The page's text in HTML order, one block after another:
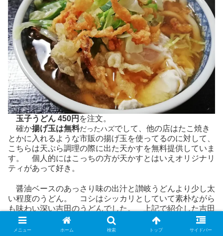
玉子うどん 450円 を注文。
確か揚げ玉は無料だったハズでして、他の店はたこ焼き
とかに入れるような市販の揚げ玉を使ってるのに対して、
こちらは天ぷら調理の際に出た天かすを無料提供していま
す。 個人的にはこっちの方が天かすとはいえオリジナリ
ティがあって好き。
醤油ベースのあっさり味の出汁と讃岐うどんより少し太
い程度のうどん。 コシはシッカリとしていて素朴ながら
も味わい深い吉田のうどんでした。 上記で紹介した吉田
のうどんよりも比較的空いているので結構な穴場なのかも
しれません。
メニュー ホーム 検索 トップ サイドバー